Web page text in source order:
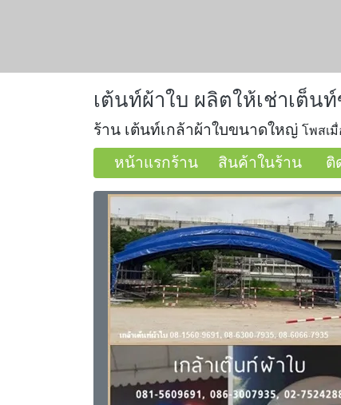
เต้นท์ผ้าใบ ผลิตให้เช่าเต็
ร้าน เต้นท์เกล้าผ้าใบขนาดใหญ่ โพสเมื่
หน้าแรกร้าน สินค้าในร้าน ติ